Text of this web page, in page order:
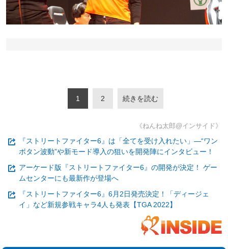
1 2 続きを読む
《ねんね太郎@インサイド》
『ストリートファイター6』は「全てを受け入れたい」―“ワン
ボタン波動”や新モード導入の狙いを開発陣にインタビュー！
アーケード版『ストリートファイター6』の開発が決定！ ゲー
ムセンターにも最新作が登場へ
『ストリートファイター6』6月2日発売決定！「ディージェ
イ」など新規参戦キャラ4人も発表【TGA 2022】